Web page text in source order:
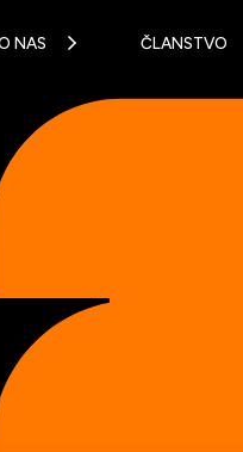
NAS ČLANSTVO